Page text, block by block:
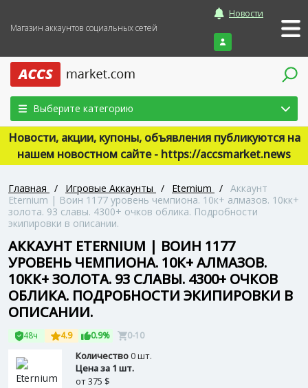
Магазин аккаунтов социальных сетей
Новости
Войти
Выберите категорию
Новости, акции, купоны, объявления публикуются на
нашем новостном сайте - https://accsmarket.news
Главная / Игровые Аккаунты / ‎Eternium / Аккаунт
Eternium | Воин 1177 уровень чемпиона. 10к+ алмазов. 10кк+
золота. 93 славы. 4300+ очков облика. Подробности
экипировки в описании.
АККАУНТ ETERNIUM | ВОИН 1177
УРОВЕНЬ ЧЕМПИОНА. 10К+ АЛМАЗОВ.
10КК+ ЗОЛОТА. 93 СЛАВЫ. 4300+ ОЧКОВ
ОБЛИКА. ПОДРОБНОСТИ ЭКИПИРОВКИ В
ОПИСАНИИ.
48ч 4.9 0.9% 0-10
Количество0 шт.
Цена за 1 шт.
от375 $